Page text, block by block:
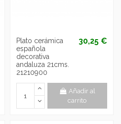
Plato cerámica
española
decorativa
andaluza 21cms.
21210900
30,25 €
Añadir al
carrito